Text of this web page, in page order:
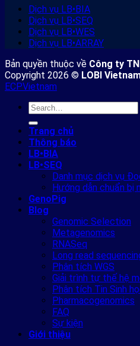
Dịch vụ LB•BIA
Dịch vụ LB•SEQ
Dịch vụ LB•WES
Dịch vụ LB•ARRAY
Bản quyền thuộc về Công ty
Copyright 2026 © LOBI
ECPVietnam
Trang chủ
Thông báo
LB•BIA
LB•SEQ
Danh mục dịch vụ
Hướng dẫn chuẩn bị
GenoPig
Blog
Genomic Selection
Metagenomics
RNASeq
Long read
Phân tích WGS
Giải trình tự thế hệ
Phân tích Tin Sinh
Pharmacogenomics
FAQ
Sự kiện
Giới thiệu